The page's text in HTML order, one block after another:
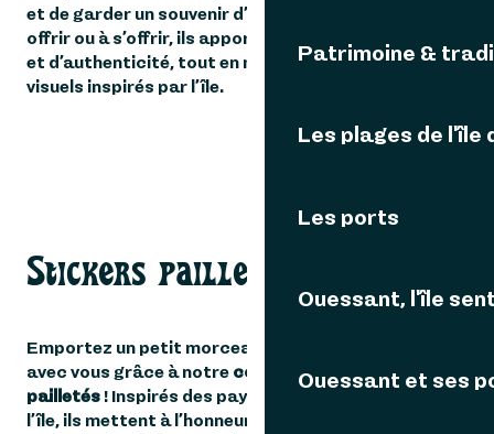
Patrimoine &
Les plages de l'île
Les ports
Ouessant, l'île
Ouessant et ses
et de garder un souvenir d’Ouessant au quotidien. À
offrir ou à s’offrir, ils apportent une note d’évasion
et d’authenticité, tout en mettant en lumière des
visuels inspirés par l’île.
Stickers pailletés
Emportez un petit morceau d’Ouessant partout
avec vous grâce à notre collection de stickers
pailletés ! Inspirés des paysages emblématiques de
l’île, ils mettent à l’honneur les célèbres phares du